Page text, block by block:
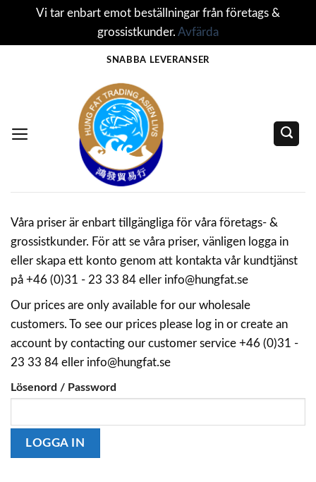
Vi tar enbart emot beställningar från företags &
grossistkunder. Avfärda
SNABBA LEVERANSER
Våra priser är enbart tillgängliga för våra företags- &
grossistkunder. För att se våra priser, vänligen logga in
eller skapa ett konto genom att kontakta vår kundtjänst
på +46 (0)31 - 23 33 84 eller info@hungfat.se
Our prices are only available for our wholesale
customers. To see our prices please log in or create an
account by contacting our customer service +46 (0)31 -
23 33 84 eller info@hungfat.se
Lösenord / Password